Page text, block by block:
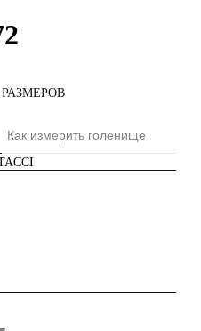
Как измерить голенище